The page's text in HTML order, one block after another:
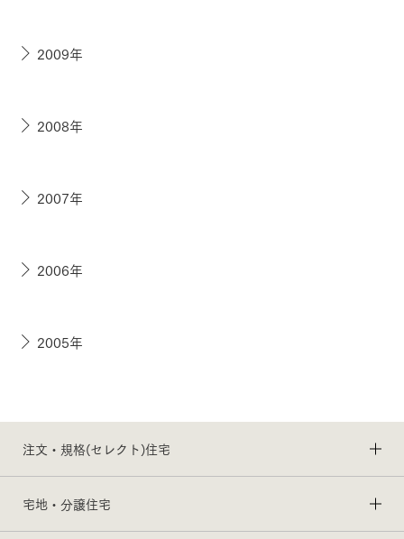
2009年
2008年
2007年
2006年
2005年
注文・規格(セレクト)住宅
宅地・分譲住宅